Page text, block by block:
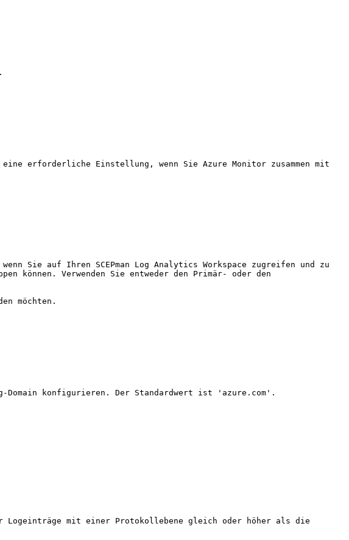
erforderliche Einstellung, wenn Sie Azure Monitor zusammen mit
Sie auf Ihren SCEPman Log Analytics Workspace zugreifen und zu
können. Verwenden Sie entweder den Primär- oder den
möchten.
konfigurieren. Der Standardwert ist 'azure.com'.
mit einer Protokollebene gleich oder höher als die